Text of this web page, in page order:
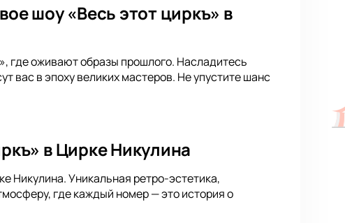
шоу «Весь этот циркъ» в
где оживают образы прошлого. Насладитесь
вас в эпоху великих мастеров. Не упустите шанс
в Цирке Никулина
Никулина. Уникальная ретро-эстетика,
где каждый номер — это история о